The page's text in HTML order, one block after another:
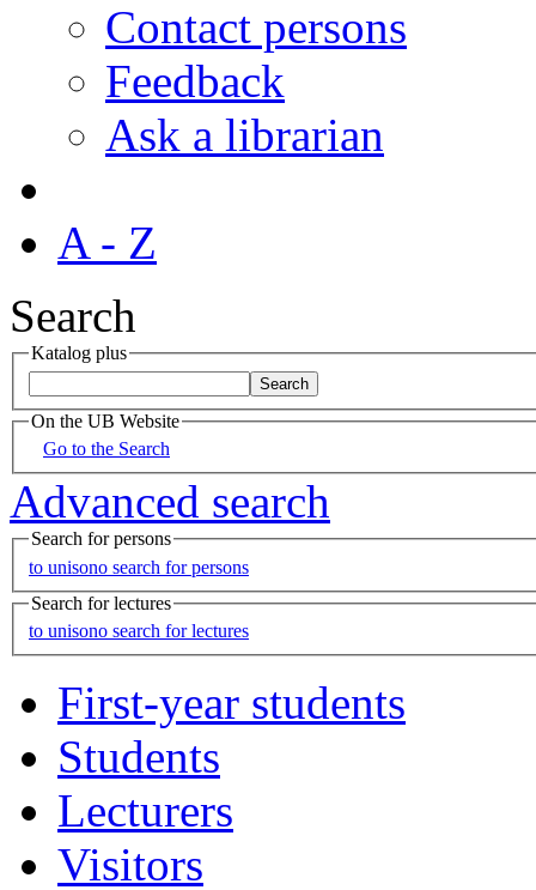
Contact persons
Feedback
Ask a librarian
A - Z
Search
Katalog plus
On the UB Website
Go to the Search
Advanced search
Search for persons
to unisono search for persons
Search for lectures
to unisono search for lectures
First-year students
Students
Lecturers
Visitors